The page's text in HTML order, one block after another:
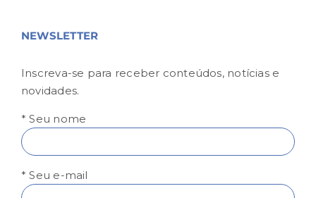
NEWSLETTER
Inscreva-se para receber conteúdos, notícias e
novidades.
* Seu nome
* Seu e-mail